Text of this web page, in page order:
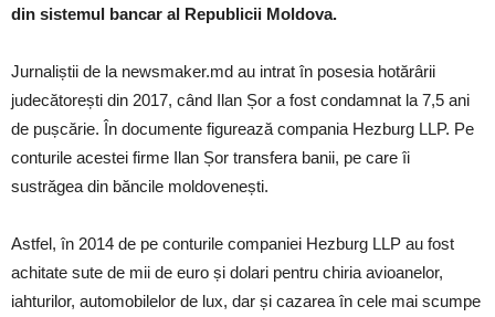
din sistemul bancar al Republicii Moldova.
Jurnaliștii de la newsmaker.md au intrat în posesia hotărârii
judecătorești din 2017, când Ilan Șor a fost condamnat la 7,5 ani
de pușcărie. În documente figurează compania Hezburg LLP. Pe
conturile acestei firme Ilan Șor transfera banii, pe care îi
sustrăgea din băncile moldovenești.
Astfel, în 2014 de pe conturile companiei Hezburg LLP au fost
achitate sute de mii de euro și dolari pentru chiria avioanelor,
iahturilor, automobilelor de lux, dar și cazarea în cele mai scumpe